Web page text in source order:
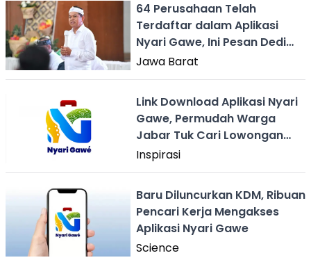
64 Perusahaan Telah
Terdaftar dalam Aplikasi
Nyari Gawe, Ini Pesan Dedi
Mulyadi
Jawa Barat
Link Download Aplikasi Nyari
Gawe, Permudah Warga
Jabar Tuk Cari Lowongan
Kerja
Inspirasi
Baru Diluncurkan KDM, Ribuan
Pencari Kerja Mengakses
Aplikasi Nyari Gawe
Science